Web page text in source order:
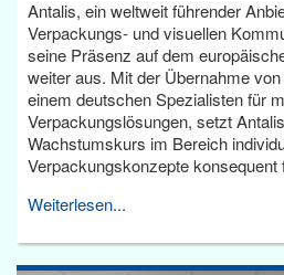
Antalis, ein weltweit führender
Verpackungs- und visuellen
seine Präsenz auf dem
weiter aus. Mit der Übernahme
einem deutschen Spezialisten für
Verpackungslösungen, setzt
Wachstumskurs im Bereich
Verpackungskonzepte konsequent
Weiterlesen...